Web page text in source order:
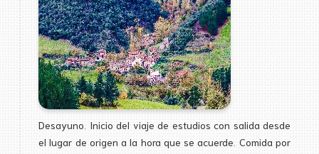
Desayuno. Inicio del viaje de estudios con salida desde
el lugar de origen a la hora que se acuerde. Comida por